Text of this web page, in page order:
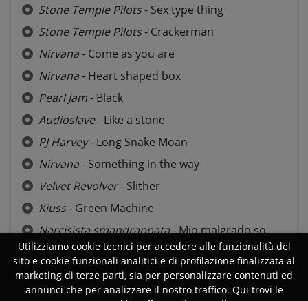
Stone Temple Pilots- Sex type thing
Stone Temple Pilots- Crackerman
Nirvana- Come as you are
Nirvana- Heart shaped box
Pearl Jam- Black
Audioslave- Like a stone
PJ Harvey- Long Snake Moan
Nirvana- Something in the way
Velvet Revolver- Slither
Kiuss- Green Machine
Narcisista smandrappata- Mio malgrado so
suonare celebrity skin
Radiohead- High and dry
Audioslave- Cochise
Utilizziamo cookie tecnici per accedere alle funzionalità del
sito e cookie funzionali analitici e di profilazione finalizzata al
marketing di terze parti, sia per personalizzare contenuti ed
annunci che per analizzare il nostro traffico. Qui trovi le